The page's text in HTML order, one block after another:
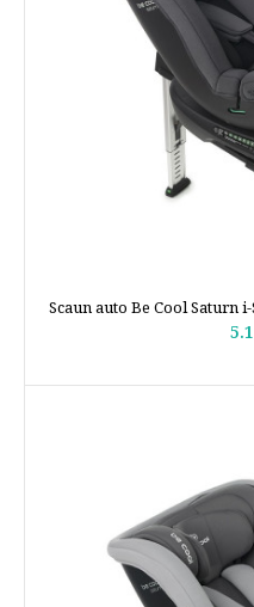
Scaun auto Be Cool Saturn